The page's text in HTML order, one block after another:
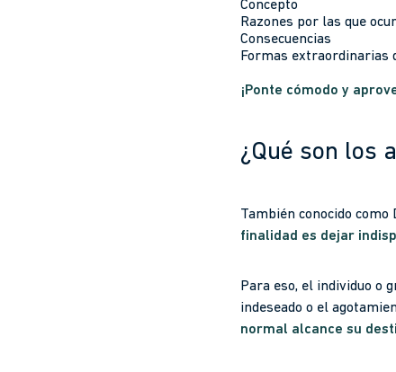
Concepto
Razones por las que
Consecuencias
Formas extraordinarias
¡Ponte cómodo y
¿Qué son los
También conocido como
finalidad es dejar
Para eso, el individuo o
indeseado o el
normal alcance su